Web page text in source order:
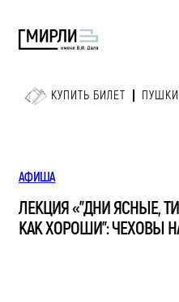
КУПИТЬ БИЛЕТ
АФИША
ЛЕКЦИЯ «"ДНИ ЯСНЫЕ,
КАК ХОРОШИ": ЧЕХОВЫ